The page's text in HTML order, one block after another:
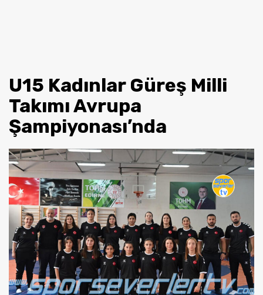
U15 Kadınlar Güreş Milli
Takımı Avrupa
Şampiyonası’nda